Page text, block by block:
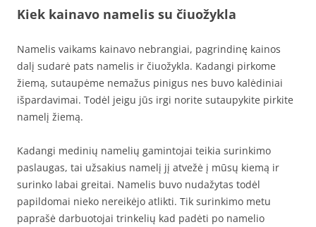
Kiek kainavo namelis su čiuožykla
Namelis vaikams kainavo nebrangiai, pagrindinę kainos
dalį sudarė pats namelis ir čiuožykla. Kadangi pirkome
žiemą, sutaupėme nemažus pinigus nes buvo kalėdiniai
išpardavimai. Todėl jeigu jūs irgi norite sutaupykite pirkite
namelį žiemą.
Kadangi medinių namelių gamintojai teikia surinkimo
paslaugas, tai užsakius namelį jį atvežė į mūsų kiemą ir
surinko labai greitai. Namelis buvo nudažytas todėl
papildomai nieko nereikėjo atlikti. Tik surinkimo metu
paprašė darbuotojai trinkelių kad padėti po namelio